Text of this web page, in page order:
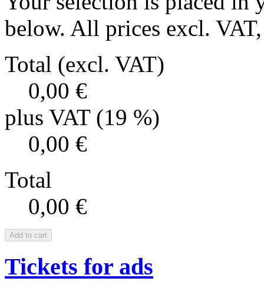
below. All prices excl.
Total (excl. VAT)
0,00 €
plus VAT (19 %)
0,00 €
Total
0,00 €
Add to cart
Tickets for ads